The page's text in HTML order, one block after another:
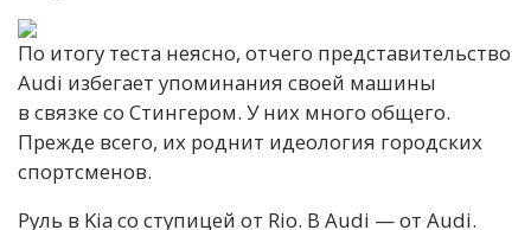
По итогу теста неясно, отчего представительство
Audi избегает упоминания своей машины
в связке со Стингером. У них много общего.
Прежде всего, их роднит идеология городских
спортсменов.
Руль в Kia со ступицей от Rio. В Audi — от Audi.